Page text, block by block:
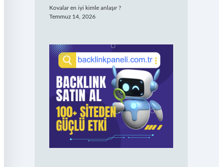
Kovalar en iyi kimle anlaşır ?
Temmuz 14, 2026